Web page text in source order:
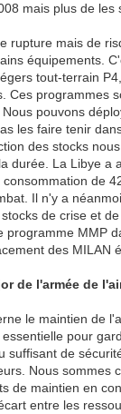
mais plus de les
rupture mais de
équipements.
tout-terrain
Ces programmes
pouvons
les faire tenir
des stocks
durée. La Libye a
de
Il n'y a
de crise et
programme MMP
des MILAN
de l'armée de
le maintien de
pour
suffisant de
Nous sommes
de maintien en
entre les